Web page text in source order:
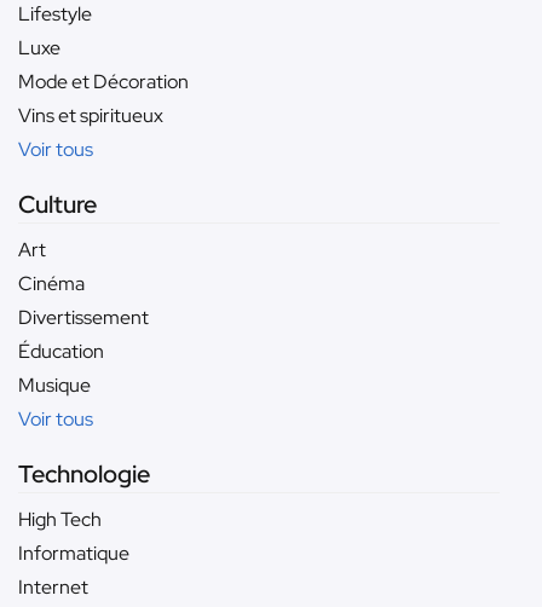
Lifestyle
Luxe
Mode et Décoration
Vins et spiritueux
Voir tous
Culture
Art
Cinéma
Divertissement
Éducation
Musique
Voir tous
Technologie
High Tech
Informatique
Internet